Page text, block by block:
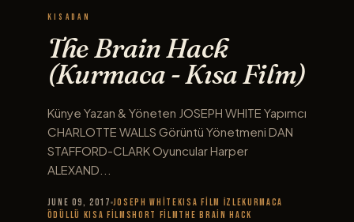
KISADAN
The Brain Hack
(Kurmaca - Kısa Film)
Künye Yazan & Yöneten JOSEPH WHITE Yapımcı
CHARLOTTE WALLS Görüntü Yönetmeni DAN
STAFFORD-CLARK Oyuncular Harper
ALEXAND...
June 09, 2017 Joseph White Kısa Film İzle Kurmaca
Ödüllü Kısa Film short film The Brain Hack